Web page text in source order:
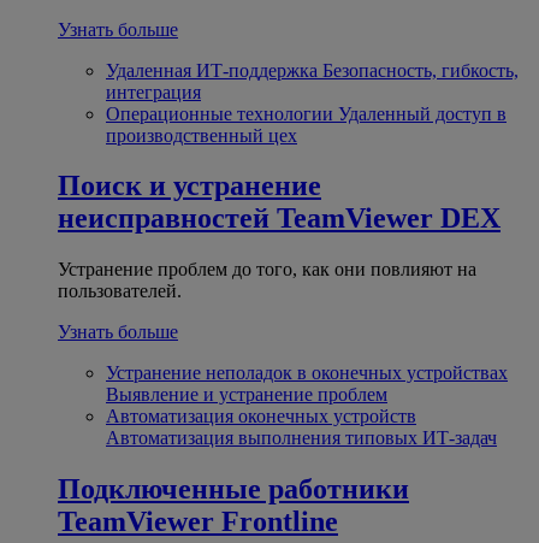
Узнать больше
Удаленная ИТ-поддержка Безопасность, гибкость,
интеграция
Операционные технологии Удаленный доступ в
производственный цех
Поиск и устранение
неисправностей TeamViewer DEX
Устранение проблем до того, как они повлияют на
пользователей.
Узнать больше
Устранение неполадок в оконечных устройствах
Выявление и устранение проблем
Автоматизация оконечных устройств
Автоматизация выполнения типовых ИТ-задач
Подключенные работники
TeamViewer Frontline